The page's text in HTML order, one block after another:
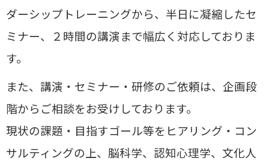
ダーシップトレーニングから、半日に凝縮したセ
ミナー、２時間の講演まで幅広く対応しておりま
す。
また、講演・セミナー・研修のご依頼は、企画段
階からご相談をお受けしております。
現状の課題・目指すゴール等をヒアリング・コン
サルティングの上、 脳科学、認知心理学、文化人